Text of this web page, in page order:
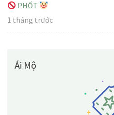
PHỐT
1 tháng trước
Ái Mộ